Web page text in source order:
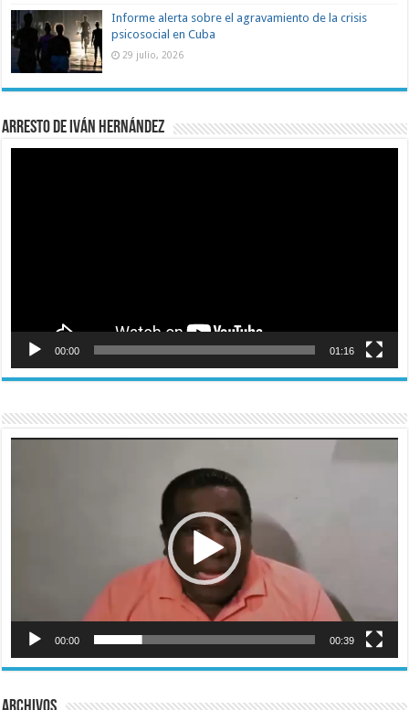
Informe alerta sobre el agravamiento de la crisis
psicosocial en Cuba
29 julio, 2026
Arresto de Iván Hernández
00:00 01:16
Reproductor
00:00 00:39